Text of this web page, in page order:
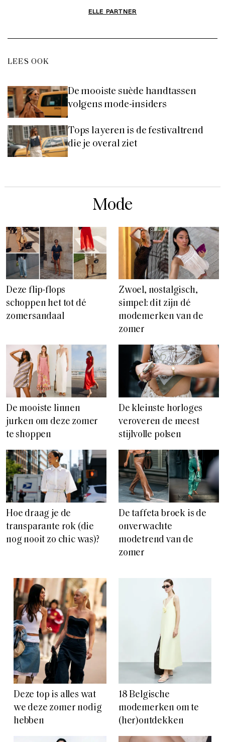
ELLE PARTNER
LEES OOK
De mooiste suède handtassen
volgens mode-insiders
Tops layeren is de festivaltrend
die je overal ziet
Mode
Deze flip-flops
schoppen het tot dé
zomersandaal
Zwoel, nostalgisch,
simpel: dit zijn dé
modemerken van de
zomer
De mooiste linnen
jurken om deze zomer
te shoppen
De kleinste horloges
veroveren de meest
stijlvolle polsen
Hoe draag je de
transparante rok (die
nog nooit zo chic was)?
De taffeta broek is de
onverwachte
modetrend van de
zomer
Deze top is alles wat
we deze zomer nodig
hebben
18 Belgische
modemerken om te
(her)ontdekken